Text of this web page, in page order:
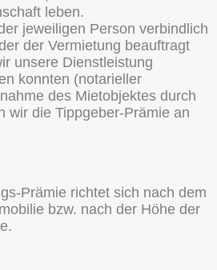
leben.
jeweiligen Person verbindlich
der Vermietung beauftragt
unsere Dienstleistung
konnten (notarieller
des Mietobjektes durch
wir die Tippgeber-Prämie an
Prämie richtet sich nach dem
bzw. nach der Höhe der